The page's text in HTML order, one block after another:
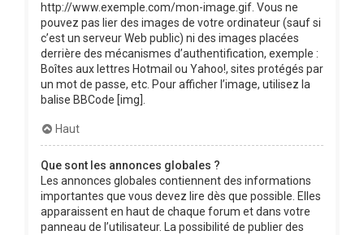
http://www.exemple.com/mon-image.gif. Vous ne
pouvez pas lier des images de votre ordinateur (sauf si
c’est un serveur Web public) ni des images placées
derrière des mécanismes d’authentification, exemple :
Boîtes aux lettres Hotmail ou Yahoo!, sites protégés par
un mot de passe, etc. Pour afficher l’image, utilisez la
balise BBCode [img].
Haut
Que sont les annonces globales ?
Les annonces globales contiennent des informations
importantes que vous devez lire dès que possible. Elles
apparaissent en haut de chaque forum et dans votre
panneau de l’utilisateur. La possibilité de publier des